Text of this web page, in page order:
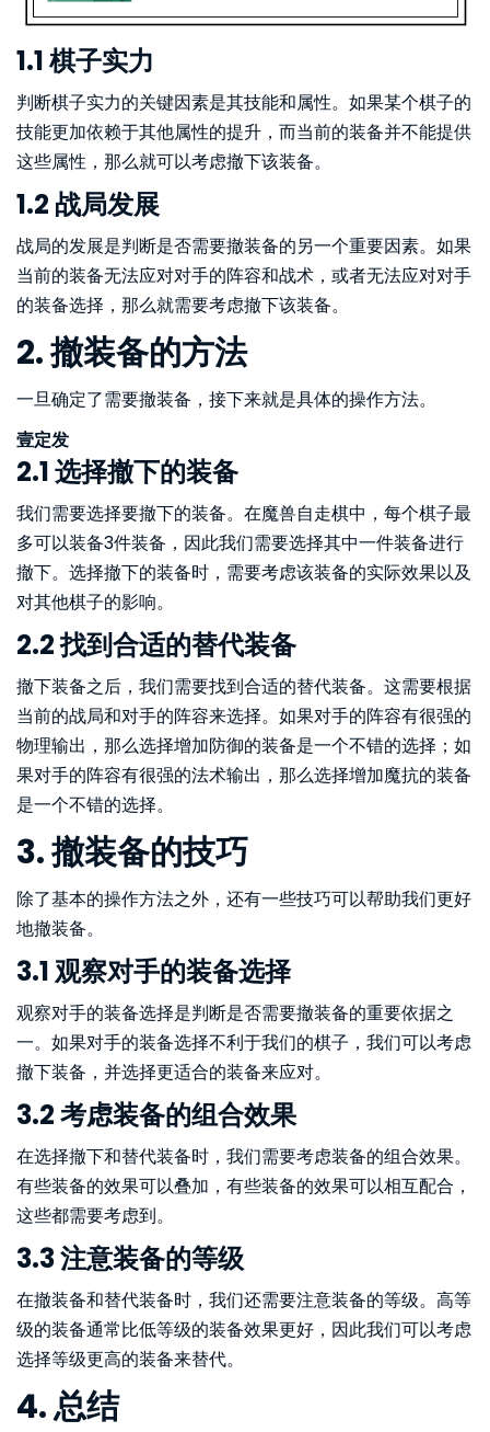
1.1 棋子实力
判断棋子实力的关键因素是其技能和属性。如果某个棋子的
技能更加依赖于其他属性的提升，而当前的装备并不能提供
这些属性，那么就可以考虑撤下该装备。
1.2 战局发展
战局的发展是判断是否需要撤装备的另一个重要因素。如果
当前的装备无法应对对手的阵容和战术，或者无法应对对手
的装备选择，那么就需要考虑撤下该装备。
2. 撤装备的方法
一旦确定了需要撤装备，接下来就是具体的操作方法。
壹定发
2.1 选择撤下的装备
我们需要选择要撤下的装备。在魔兽自走棋中，每个棋子最
多可以装备3件装备，因此我们需要选择其中一件装备进行
撤下。选择撤下的装备时，需要考虑该装备的实际效果以及
对其他棋子的影响。
2.2 找到合适的替代装备
撤下装备之后，我们需要找到合适的替代装备。这需要根据
当前的战局和对手的阵容来选择。如果对手的阵容有很强的
物理输出，那么选择增加防御的装备是一个不错的选择；如
果对手的阵容有很强的法术输出，那么选择增加魔抗的装备
是一个不错的选择。
3. 撤装备的技巧
除了基本的操作方法之外，还有一些技巧可以帮助我们更好
地撤装备。
3.1 观察对手的装备选择
观察对手的装备选择是判断是否需要撤装备的重要依据之
一。如果对手的装备选择不利于我们的棋子，我们可以考虑
撤下装备，并选择更适合的装备来应对。
3.2 考虑装备的组合效果
在选择撤下和替代装备时，我们需要考虑装备的组合效果。
有些装备的效果可以叠加，有些装备的效果可以相互配合，
这些都需要考虑到。
3.3 注意装备的等级
在撤装备和替代装备时，我们还需要注意装备的等级。高等
级的装备通常比低等级的装备效果更好，因此我们可以考虑
选择等级更高的装备来替代。
4. 总结